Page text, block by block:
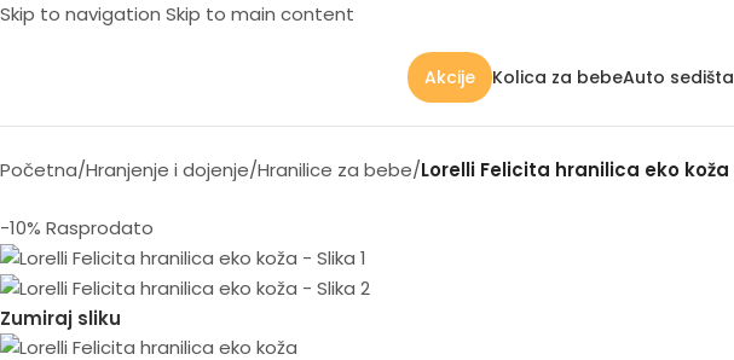
Skip to navigation Skip to main content
Akcije Kolica za bebeAuto sedišta
Početna/Hranjenje i dojenje/Hranilice za bebe/Lorelli Felicita hranilica eko koža
-10% Rasprodato
Zumiraj sliku